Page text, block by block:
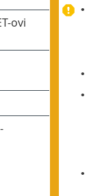
•
•
•
•